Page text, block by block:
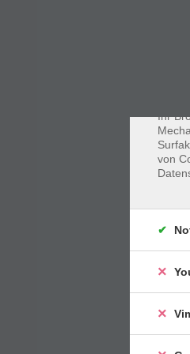
Ihr
von